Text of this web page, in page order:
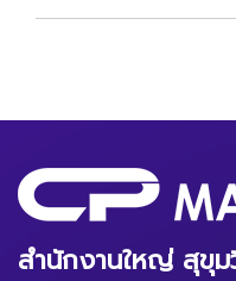
สำนักงานใหญ่ สุขุม